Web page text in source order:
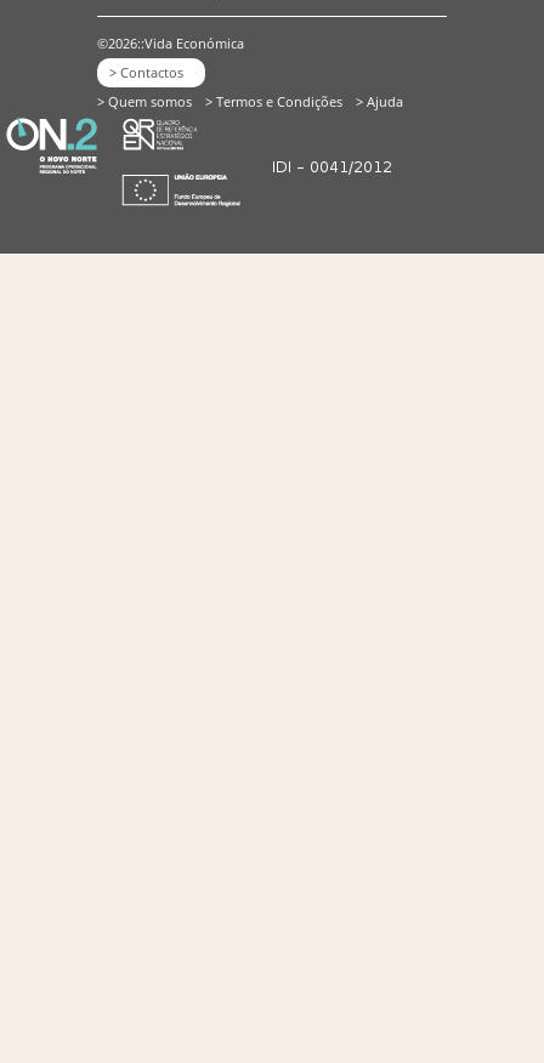
©2026::Vida Económica
> Contactos
> Quem somos
> Termos e Condições > Ajuda